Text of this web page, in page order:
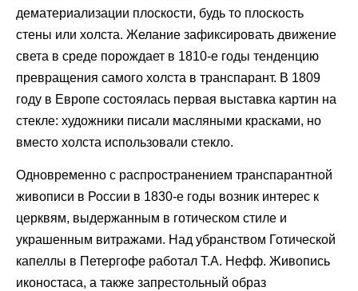
дематериализации плоскости, будь то плоскость
стены или холста. Желание зафиксировать движение
света в среде порождает в 1810-е годы тенденцию
превращения самого холста в транспарант. В 1809
году в Европе состоялась первая выставка картин на
стекле: художники писали масляными красками, но
вместо холста использовали стекло.
Одновременно с распространением транспарантной
живописи в России в 1830-е годы возник интерес к
церквям, выдержанным в готическом стиле и
украшенным витражами. Над убранством Готической
капеллы в Петергофе работал Т.А. Нефф. Живопись
иконостаса, а также запрестольный образ